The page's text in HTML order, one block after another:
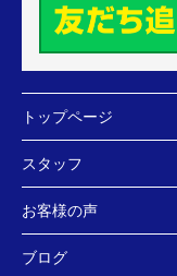
トップページ
スタッフ
お客様の声
ブログ